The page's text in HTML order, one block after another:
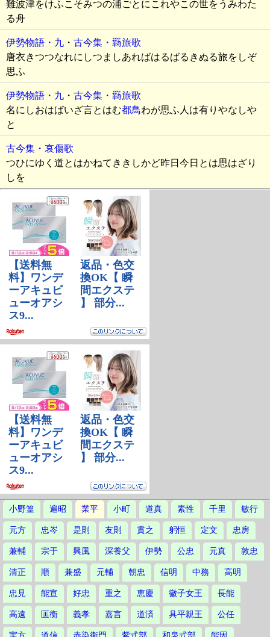
難波津をけふこそみつの浦ごとにこれやこの世をうみわた
る舟
伊勢物語・九 ・ 古今集・羇旅歌
唐衣きつつなれにしつましあればはるばるきぬる旅をしぞ
思ふ
伊勢物語・九 ・ 古今集・羇旅歌
名にしおはばいざ言とはむ都鳥わが思ふ人は有りやなしや
と
古今集・哀傷歌
つひにゆく道とはかねてききしかど昨日今日とは思はざり
しを
小野篁 遍昭 業平 小町 道真 素性 千里 敏行
元方 忠岑 是則 友則 貫之 躬恒 定文 忠房
兼輔 宗于 興風 深養父 伊勢 公忠 元真 敦忠
清正 順 兼盛 元輔 朝忠 信明 中務 高明
忠見 能宣 好忠 重之 恵慶 徽子女王 長能
高遠 匡衡 義孝 嘉言 道済 具平親王 公任